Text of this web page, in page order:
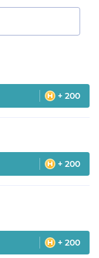
+ 200
+ 200
+ 200